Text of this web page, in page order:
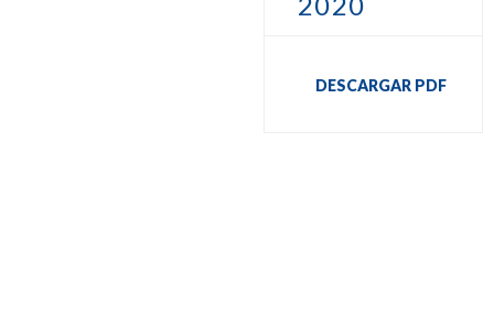
DESCARGAR PDF